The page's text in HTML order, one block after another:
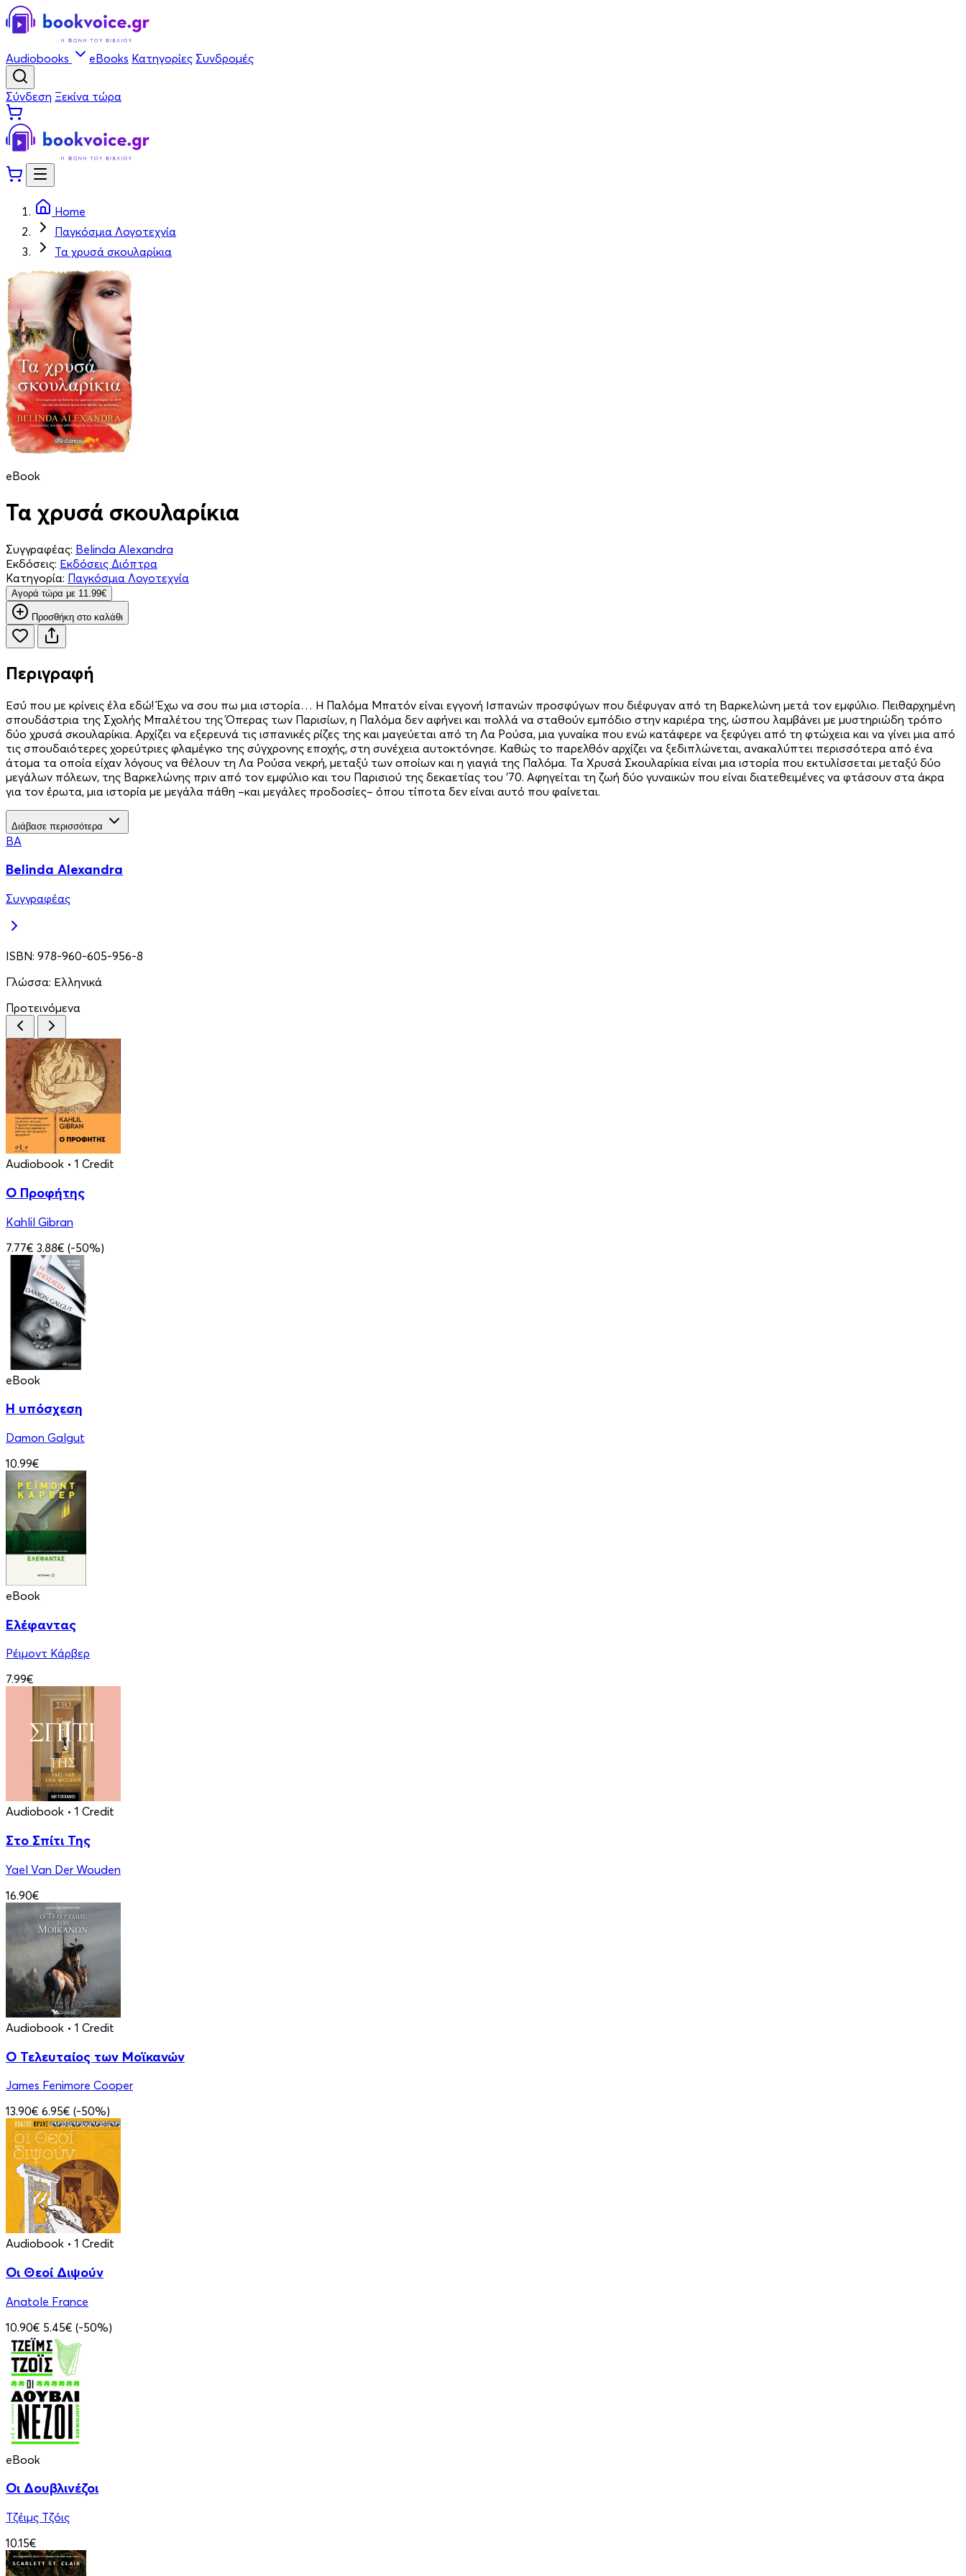
Audiobooks eBooks Κατηγορίες Συνδρομές
Σύνδεση Ξεκίνα τώρα
Home
Παγκόσμια Λογοτεχνία
Τα χρυσά σκουλαρίκια
eBook
Τα χρυσά σκουλαρίκια
Συγγραφέας: Belinda Alexandra
Εκδόσεις: Εκδόσεις Διόπτρα
Κατηγορία: Παγκόσμια Λογοτεχνία
Aγορά τώρα με 11.99€
Προσθήκη στο καλάθι
Περιγραφή
Εσύ που με κρίνεις έλα εδώ! Έχω να σου πω μια ιστορία… Η Παλόμα Μπατόν είναι εγγονή Ισπανών προσφύγων που διέφυγαν από τη Βαρκελώνη μετά τον εμφύλιο. Πειθαρχημένη
σπουδάστρια της Σχολής Μπαλέτου της Όπερας των Παρισίων, η Παλόμα δεν αφήνει και πολλά να σταθούν εμπόδιο στην καριέρα της, ώσπου λαμβάνει με μυστηριώδη τρόπο
δύο χρυσά σκουλαρίκια. Αρχίζει να εξερευνά τις ισπανικές ρίζες της και μαγεύεται από τη Λα Ρούσα, μια γυναίκα που ενώ κατάφερε να ξεφύγει από τη φτώχεια και να γίνει μια από
τις σπουδαιότερες χορεύτριες φλαμέγκο της σύγχρονης εποχής, στη συνέχεια αυτοκτόνησε. Καθώς το παρελθόν αρχίζει να ξεδιπλώνεται, ανακαλύπτει περισσότερα από ένα
άτομα τα οποία είχαν λόγους να θέλουν τη Λα Ρούσα νεκρή, μεταξύ των οποίων και η γιαγιά της Παλόμα. Τα Χρυσά Σκουλαρίκια είναι μια ιστορία που εκτυλίσσεται μεταξύ δύο
μεγάλων πόλεων, της Βαρκελώνης πριν από τον εμφύλιο και του Παρισιού της δεκαετίας του ’70. Αφηγείται τη ζωή δύο γυναικών που είναι διατεθειμένες να φτάσουν στα άκρα
για τον έρωτα, μια ιστορία με μεγάλα πάθη –και μεγάλες προδοσίες– όπου τίποτα δεν είναι αυτό που φαίνεται.
Διάβασε περισσότερα
BA
Belinda Alexandra
Συγγραφέας
ISBN: 978-960-605-956-8
Γλώσσα: Ελληνικά
Προτεινόμενα
Audiobook • 1 Credit
Ο Προφήτης
Kahlil Gibran
7.77€ 3.88€ (-50%)
eBook
Η υπόσχεση
Damon Galgut
10.99€
eBook
Ελέφαντας
Ρέιμοντ Κάρβερ
7.99€
Audiobook • 1 Credit
Στο Σπίτι Της
Yael Van Der Wouden
16.90€
Audiobook • 1 Credit
Ο Τελευταίος των Μοϊκανών
James Fenimore Cooper
13.90€ 6.95€ (-50%)
Audiobook • 1 Credit
Οι Θεοί Διψούν
Anatole France
10.90€ 5.45€ (-50%)
eBook
Οι Δουβλινέζοι
Τζέιμς Τζόις
10.15€